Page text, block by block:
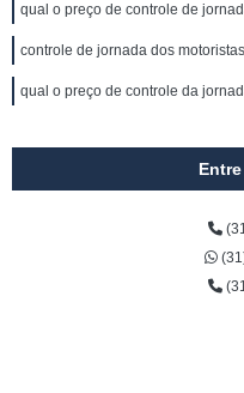
qual o preço de controle de
controle de jornada dos
qual o preço de controle da